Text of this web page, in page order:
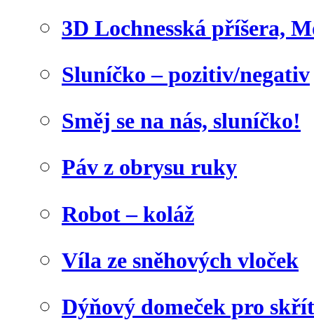
3D Lochnesská příšera,
Sluníčko – pozitiv/negativ
Směj se na nás, sluníčko!
Páv z obrysu ruky
Robot – koláž
Víla ze sněhových vloček
Dýňový domeček pro